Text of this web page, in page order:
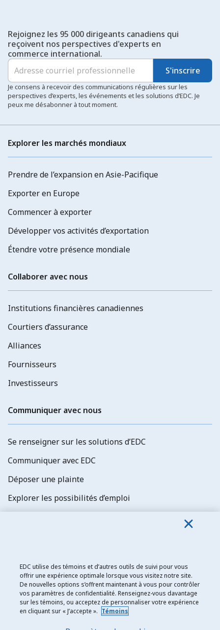
Rejoignez les 95 000 dirigeants canadiens qui
reçoivent nos perspectives d'experts en
commerce international.
S'inscrire
Je consens à recevoir des communications régulières sur les
perspectives d’experts, les événements et les solutions d’EDC. Je
peux me désabonner à tout moment.
Explorer les marchés mondiaux
Prendre de l’expansion en Asie-Pacifique
Exporter en Europe
Commencer à exporter
Développer vos activités d’exportation
Étendre votre présence mondiale
Collaborer avec nous
Institutions financières canadiennes
Courtiers d’assurance
Alliances
Fournisseurs
Investisseurs
Communiquer avec nous
Se renseigner sur les solutions d’EDC
Communiquer avec EDC
Déposer une plainte
Explorer les possibilités d’emploi
Exportation et développement Canada
Énoncé de confidentialité
EDC utilise des témoins et d’autres outils de suivi pour vous
offrir une expérience optimale lorsque vous visitez notre site.
De nouvelles options s’offrent maintenant à vous pour contrôler
vos paramètres de confidentialité. Renseignez-vous davantage
sur les témoins, ou acceptez de personnaliser votre expérience
en cliquant sur « J’accepte ». Témoins